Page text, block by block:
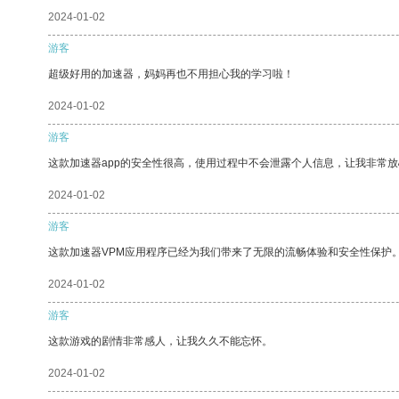
2024-01-02
游客
超级好用的加速器，妈妈再也不用担心我的学习啦！
2024-01-02
游客
这款加速器app的安全性很高，使用过程中不会泄露个人信息，让我非常
2024-01-02
游客
这款加速器VPM应用程序已经为我们带来了无限的流畅体验和安全性保护
2024-01-02
游客
这款游戏的剧情非常感人，让我久久不能忘怀。
2024-01-02